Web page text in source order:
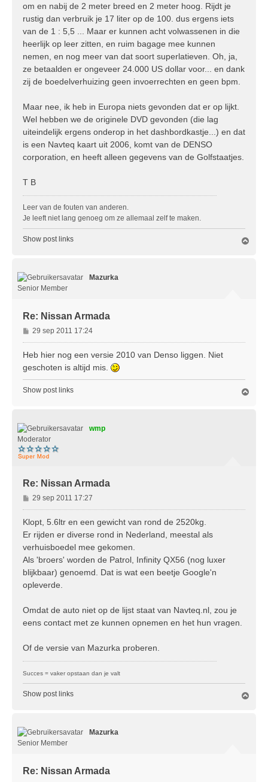
t
om en nabij de 2 meter breed en 2 meter hoog. Rijdt je
rustig dan verbruik je 17 liter op de 100. dus ergens iets
van de 1 : 5,5 ... Maar er kunnen acht volwassenen in die
heerlijk op leer zitten, en ruim bagage mee kunnen
nemen, en nog meer van dat soort superlatieven. Oh, ja,
ze betaalden er ongeveer 24.000 US dollar voor... en dank
zij de boedelverhuizing geen invoerrechten en geen bpm.
Maar nee, ik heb in Europa niets gevonden dat er op lijkt.
Wel hebben we de originele DVD gevonden (die lag
uiteindelijk ergens onderop in het dashbordkastje...) en dat
is een Navteq kaart uit 2006, komt van de DENSO
corporation, en heeft alleen gegevens van de Golfstaatjes.
T B
Leer van de fouten van anderen.
Je leeft niet lang genoeg om ze allemaal zelf te maken.
Show post links
Mazurka
Senior Member
Re: Nissan Armada
B
e
r
t
29 sep 2011 17:24
Heb hier nog een versie 2010 van Denso liggen. Niet
geschoten is altijd mis.
Show post links
wmp
Moderator
Re: Nissan Armada
B
e
r
h
t
29 sep 2011 17:27
Klopt, 5.6ltr en een gewicht van rond de 2520kg.
Er rijden er diverse rond in Nederland, meestal als
verhuisboedel mee gekomen.
Als 'broers' worden de Patrol, Infinity QX56 (nog luxer
blijkbaar) genoemd. Dat is wat een beetje Google'n
opleverde.
Omdat de auto niet op de lijst staat van Navteq.nl, zou je
eens contact met ze kunnen opnemen en het hun vragen.
Of de versie van Mazurka proberen.
Succes = vaker opstaan dan je valt
Show post links
Mazurka
Senior Member
Re: Nissan Armada